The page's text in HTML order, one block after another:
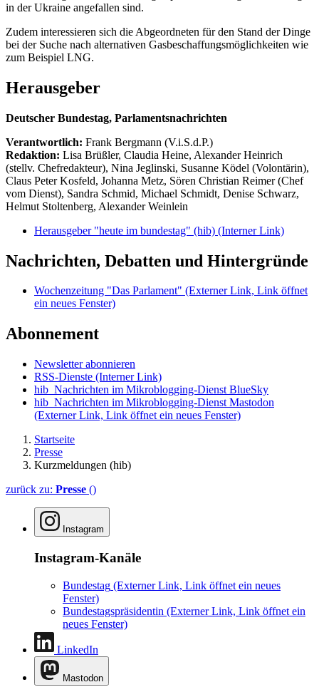
in der Ukraine angefallen sind.
Zudem interessieren sich die Abgeordneten für den Stand der Dinge
bei der Suche nach alternativen Gasbeschaffungsmöglichkeiten wie
zum Beispiel LNG.
Herausgeber
Deutscher Bundestag, Parlamentsnachrichten
Verantwortlich: Frank Bergmann (V.i.S.d.P.)
Redaktion: Lisa Brüßler, Claudia Heine, Alexander Heinrich
(stellv. Chefredakteur), Nina Jeglinski, Susanne Ködel (Volontärin),
Claus Peter Kosfeld, Johanna Metz, Sören Christian Reimer (Chef
vom Dienst), Sandra Schmid, Michael Schmidt, Denise Schwarz,
Helmut Stoltenberg, Alexander Weinlein
Herausgeber "heute im bundestag" (hib) (Interner Link)
Nachrichten, Debatten und Hintergründe
Wochenzeitung "Das Parlament" (Externer Link, Link öffnet
ein neues Fenster)
Abonnement
Newsletter abonnieren
RSS-Dienste (Interner Link)
hib_Nachrichten im Mikroblogging-Dienst BlueSky
hib_Nachrichten im Mikroblogging-Dienst Mastodon
(Externer Link, Link öffnet ein neues Fenster)
Startseite
Presse
Kurzmeldungen (hib)
zurück zu: Presse ()
Instagram
Instagram-Kanäle
Bundestag (Externer Link, Link öffnet ein neues
Fenster)
Bundestagspräsidentin (Externer Link, Link öffnet ein
neues Fenster)
LinkedIn
Mastodon